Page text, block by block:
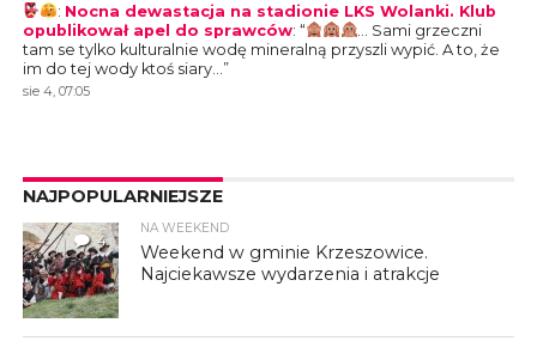
: Nocna dewastacja na stadionie LKS Wolanki. Klub
opublikował apel do sprawców: “
… Sami grzeczni
tam se tylko kulturalnie wodę mineralną przyszli wypić. A to, że
im do tej wody ktoś siary… ”
sie 4, 07:05
NAJPOPULARNIEJSZE
4
NA WEEKEND
Weekend w gminie Krzeszowice.
Najciekawsze wydarzenia i atrakcje